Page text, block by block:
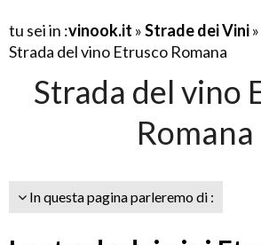
tu sei in :vinook.it »Strade dei Vini»
Strada del vino Etrusco Romana
Strada del vino
Romana
In questa pagina parleremo di :